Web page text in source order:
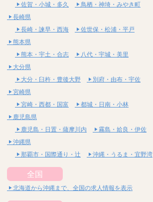
佐賀・小城・多久
鳥栖・神埼・みやき町
長崎県
長崎・諫早・西海
佐世保・松浦・平戸
熊本県
熊本・宇土・合志
八代・宇城・美里
大分県
大分・臼杵・豊後大野
別府・由布・宇佐
宮崎県
宮崎・西都・国富
都城・日南・小林
鹿児島県
鹿児島・日置・薩摩川内
霧島・姶良・伊佐
沖縄県
那覇市・国際通り・辻
沖縄・うるま・宜野湾
全国
北海道から沖縄まで、全国の求人情報を表示